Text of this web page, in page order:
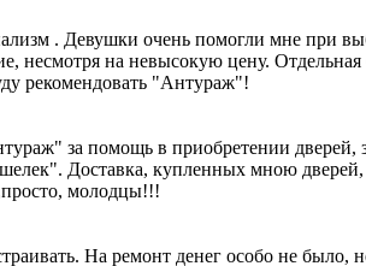
. Девушки очень помогли мне при
несмотря на невысокую цену.
рекомендовать "Антураж"!
за помощь в приобретении
Доставка, купленных мною
молодцы!!!
На ремонт денег особо не